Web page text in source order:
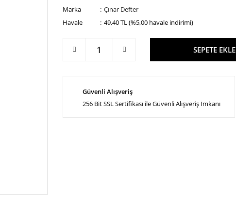
Marka
Çınar Defter
Havale
49,40 TL (%5,00 havale indirimi)
SEPETE EKLE
Güvenli Alışveriş
256 Bit SSL Sertifikası ile Güvenli Alışveriş İmkanı